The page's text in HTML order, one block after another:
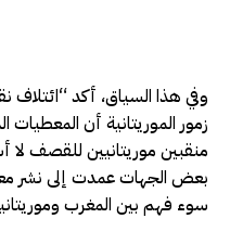
وفي هذا السياق، أكد “ائتلاف
زمور الموريتانية أن
منقبين موريتانيين للقصف لا
بعض الجهات عمدت إلى نشر
سوء فهم بين المغرب